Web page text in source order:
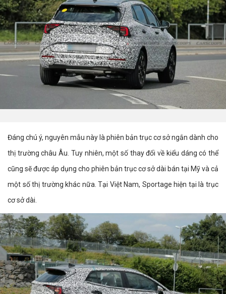
Đáng chú ý, nguyên mẫu này là phiên bản trục cơ sở ngắn dành cho
thị trường châu Âu. Tuy nhiên, một số thay đổi về kiểu dáng có thể
cũng sẽ được áp dụng cho phiên bản trục cơ sở dài bán tại Mỹ và cả
một số thị trường khác nữa. Tại Việt Nam, Sportage hiện tại là trục
cơ sở dài.